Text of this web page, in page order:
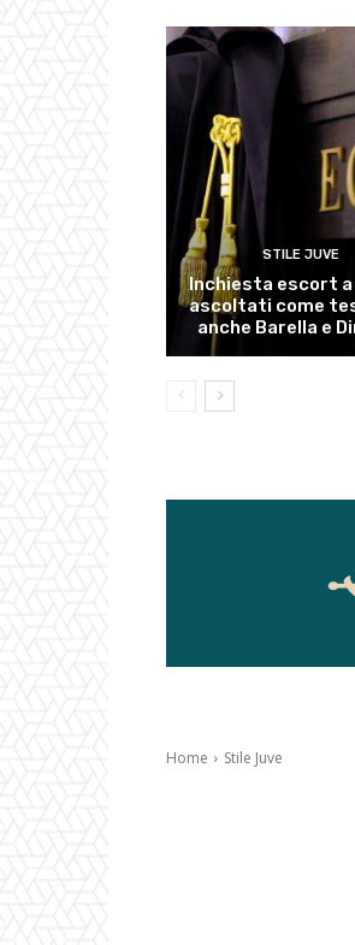
STILE JUVE
Inchiesta escort a
ascoltati come
anche Barella e